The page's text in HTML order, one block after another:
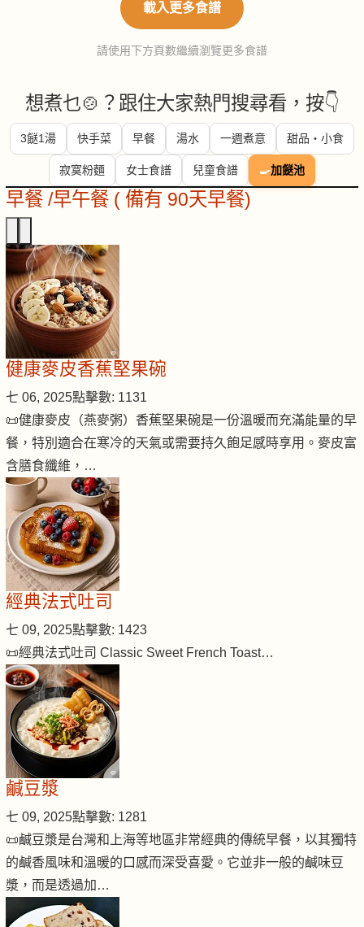
載入更多食譜
請使用下方頁數繼續瀏覽更多食譜
想煮乜🍲？跟住大家熱門搜尋看，按👇
3餸1湯 快手菜 早餐 湯水 一週煮意 甜品・小食
寂寞粉麵 女士食譜 兒童食譜 🍳加餸池
早餐 /早午餐 ( 備有 90天早餐)
健康麥皮香蕉堅果碗
七 06, 2025點擊數: 1131
📜健康麥皮（燕麥粥）香蕉堅果碗是一份溫暖而充滿能量的早
餐，特別適合在寒冷的天氣或需要持久飽足感時享用。麥皮富
含膳食纖維，…
經典法式吐司
七 09, 2025點擊數: 1423
📜經典法式吐司 Classic Sweet French Toast…
鹹豆漿
七 09, 2025點擊數: 1281
📜鹹豆漿是台灣和上海等地區非常經典的傳統早餐，以其獨特
的鹹香風味和溫暖的口感而深受喜愛。它並非一般的鹹味豆
漿，而是透過加…